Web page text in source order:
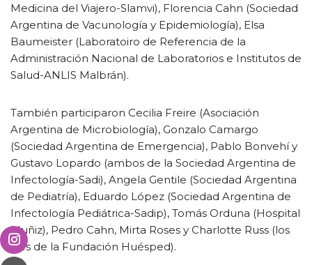
Medicina del Viajero-Slamvi), Florencia Cahn (Sociedad
Argentina de Vacunología y Epidemiología), Elsa
Baumeister (Laboratoiro de Referencia de la
Administración Nacional de Laboratorios e Institutos de
Salud-ANLIS Malbrán).
También participaron Cecilia Freire (Asociación
Argentina de Microbiología), Gonzalo Camargo
(Sociedad Argentina de Emergencia), Pablo Bonvehí y
Gustavo Lopardo (ambos de la Sociedad Argentina de
Infectología-Sadi), Angela Gentile (Sociedad Argentina
de Pediatría), Eduardo López (Sociedad Argentina de
Infectología Pediátrica-Sadip), Tomás Orduna (Hospital
Muñiz), Pedro Cahn, Mirta Roses y Charlotte Russ (los
tres de la Fundación Huésped).